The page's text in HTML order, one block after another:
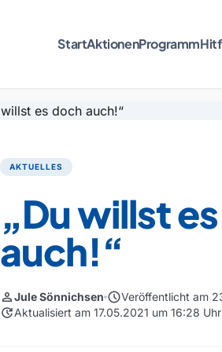
StartAktionenProgramm
AKTUELLES
„Du willst
auch!“
personJule Sönnichsen scheduleVeröffentlicht am
updateAktualisiert am 17.05.2021 um 16:28 Uhr